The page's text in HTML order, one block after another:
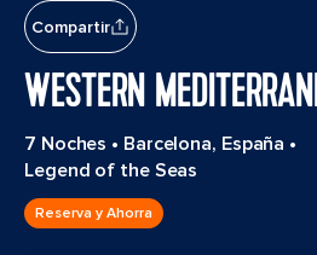
Compartir
WESTERN
7 Noches • Barcelona, España •
Legend of the Seas
Reserva y Ahorra